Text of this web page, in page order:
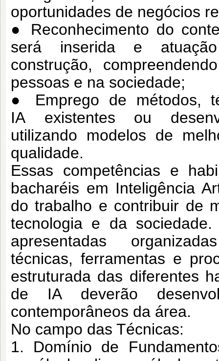
oportunidades de negócios
● Reconhecimento do
será inserida e
construção,
pessoas e na sociedade;
● Emprego de métodos,
IA existentes ou
utilizando modelos de
qualidade.
Essas competências e
bacharéis em Inteligência
do trabalho e contribuir de
tecnologia e da
apresentadas
técnicas, ferramentas e
estruturada das diferentes
de IA deverão
contemporâneos da área.
No campo das Técnicas:
1. Domínio de